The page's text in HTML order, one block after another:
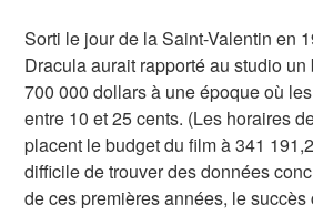
Sorti le jour de la Saint-Valentin en
Dracula aurait rapporté au studio
700 000 dollars à une époque où
entre 10 et 25 cents. (Les horaires
placent le budget du film à 341
difficile de trouver des données
de ces premières années, le